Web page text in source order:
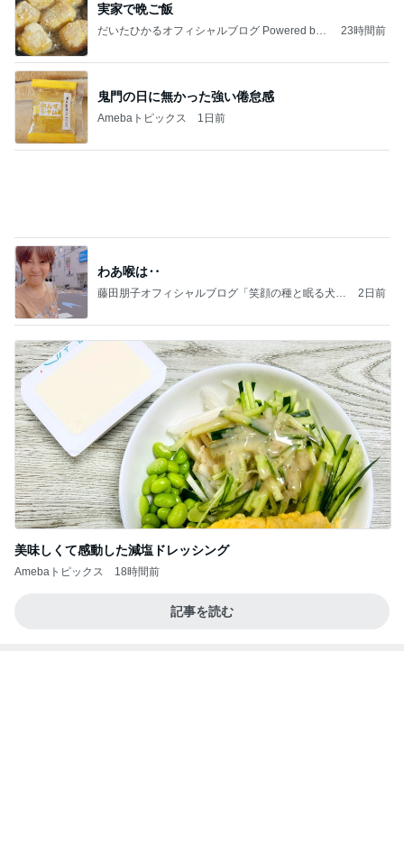
実家で晩ご飯
だいたひかるオフィシャルブログ Powered by
23時間前
鬼門の日に無かった強い倦怠感
Amebaトピックス 1日前
わあ喉は‥
藤田朋子オフィシャルブログ「笑顔の種と眠る犬」
2日前
美味しくて感動した減塩ドレッシング
Amebaトピックス 18時間前
記事を読む